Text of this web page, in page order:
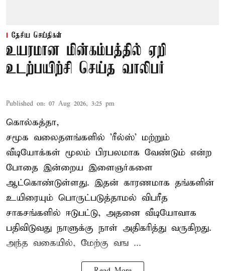
தேசிய செய்திகள்
உயரமான மின்கம்பத்தில் ஏறி
உடற்பயிற்சி செய்த வாலிபர்
Published on: 07 Aug 2026, 3:25 pm
கொல்கத்தா,
சமூக வலைதளங்களில் 'ரீல்ஸ்' மற்றும்
வீடியோக்கள் மூலம் பிரபலமாக வேண்டும் என்ற
போதை இன்றைய இளைஞர்களை
ஆட்கொண்டுள்ளது. இதன் காரணமாக தங்களின்
உயிரையும் பொருட்படுத்தாமல் விபரீத
சாகசங்களில் ஈடுபட்டு, அதனை வீடியோவாக
பதிவிடுவது நாளுக்கு நாள் அதிகரித்து வருகிறது.
அந்த வகையில், மேற்கு வங ...